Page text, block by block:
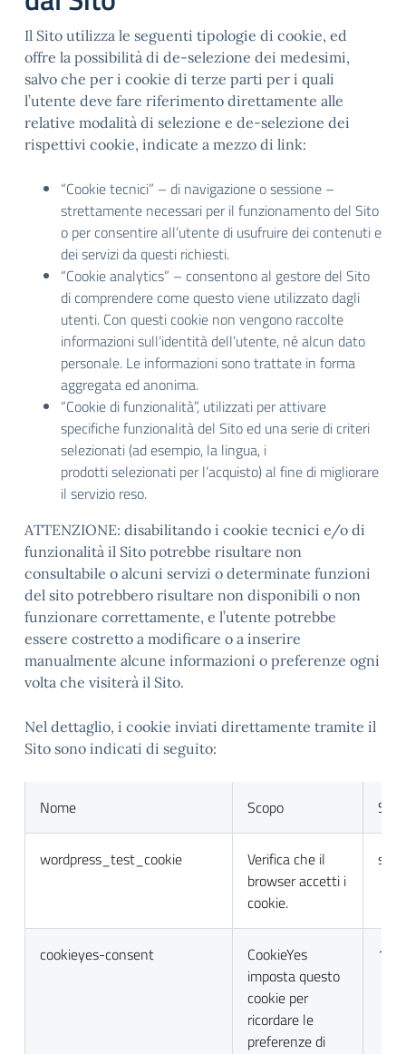
Il Sito utilizza le seguenti tipologie di cookie, ed
offre la possibilità di de-selezione dei medesimi,
salvo che per i cookie di terze parti per i quali
l’utente deve fare riferimento direttamente alle
relative modalità di selezione e de-selezione dei
rispettivi cookie, indicate a mezzo di link:
“Cookie tecnici” – di navigazione o sessione –
strettamente necessari per il funzionamento del Sito
o per consentire all’utente di usufruire dei contenuti e
dei servizi da questi richiesti.
“Cookie analytics” – consentono al gestore del Sito
di comprendere come questo viene utilizzato dagli
utenti. Con questi cookie non vengono raccolte
informazioni sull’identità dell’utente, né alcun dato
personale. Le informazioni sono trattate in forma
aggregata ed anonima.
“Cookie di funzionalità”, utilizzati per attivare
specifiche funzionalità del Sito ed una serie di criteri
selezionati (ad esempio, la lingua, i
prodotti selezionati per l’acquisto) al fine di migliorare
il servizio reso.
ATTENZIONE: disabilitando i cookie tecnici e/o di
funzionalità il Sito potrebbe risultare non
consultabile o alcuni servizi o determinate funzioni
del sito potrebbero risultare non disponibili o non
funzionare correttamente, e l’utente potrebbe
essere costretto a modificare o a inserire
manualmente alcune informazioni o preferenze ogni
volta che visiterà il Sito.
Nel dettaglio, i cookie inviati direttamente tramite il
Sito sono indicati di seguito:
Nome Scopo
wordpress_test_cookie
Verifica che il
browser accetti i
cookie.
cookieyes-consent
CookieYes
imposta questo
cookie per
ricordare le
preferenze di
1